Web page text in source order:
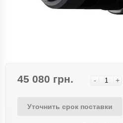
45 080 грн. - +
Уточнить срок поставки